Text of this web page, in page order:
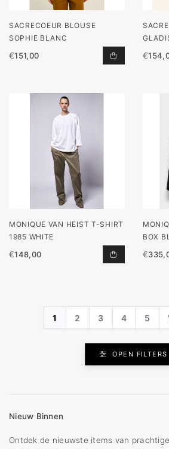
SACRECOEUR BLOUSE
SOPHIE BLANC
€151,00 BLOUSE
€
MONIQUE VAN HEIST T-SHIRT
1985 WHITE
€148,00 T-SHIRT
BOX
€
1 2 3 4 5
OPEN FILTERS
Nieuw Binnen
Ontdek de nieuwste items van